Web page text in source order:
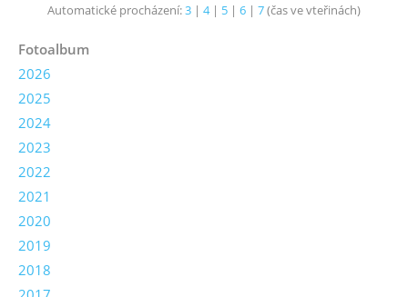
Automatické procházení:3 | 4| 5 | 6 | 7(čas ve vteřinách)
Fotoalbum
2026
2025
2024
2023
2022
2021
2020
2019
2018